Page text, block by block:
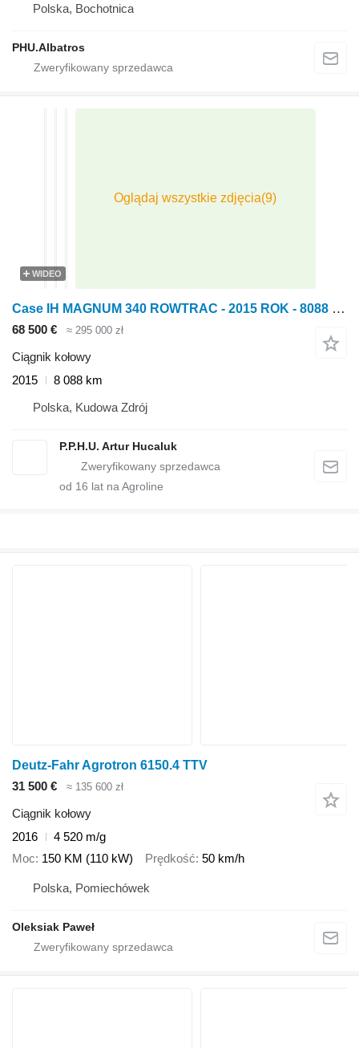
Polska, Bochotnica
PHU.Albatros
WIDEO
Case IH MAGNUM 340 ROWTRAC - 2015 ROK - 8088 H - GPS - AUTOPILOT
68 500 € ≈ 295 000 zł
Ciągnik kołowy
2015
8 088 km
Polska, Kudowa Zdrój
P.P.H.U. Artur Hucaluk
od 16 lat na Agroline
Deutz-Fahr Agrotron 6150.4 TTV
31 500 €
≈ 135 600 zł
Ciągnik kołowy
2016
4 520 m/g
Moc 150 KM (110 kW) Prędkość 50 km/h
Polska, Pomiechówek
Oleksiak Paweł